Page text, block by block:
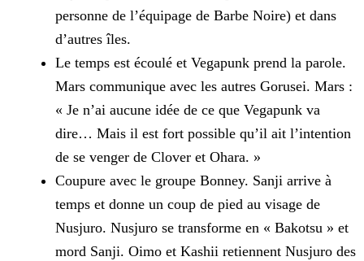
personne de l’équipage de Barbe Noire) et dans
d’autres îles.
Le temps est écoulé et Vegapunk prend la parole.
Mars communique avec les autres Gorusei. Mars :
« Je n’ai aucune idée de ce que Vegapunk va
dire… Mais il est fort possible qu’il ait l’intention
de se venger de Clover et Ohara. »
Coupure avec le groupe Bonney. Sanji arrive à
temps et donne un coup de pied au visage de
Nusjuro. Nusjuro se transforme en « Bakotsu » et
mord Sanji. Oimo et Kashii retiennent Nusjuro des